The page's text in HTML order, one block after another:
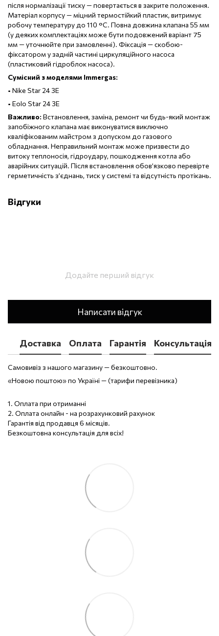
після нормалізації тиску — повертається в закрите положення.
Матеріал корпусу — міцний термостійкий пластик, витримує
робочу температуру до 110 °C. Повна довжина клапана 55 мм
(у деяких комплектаціях може бути подовжений варіант 75
мм — уточнюйте при замовленні). Фіксація — скобою-
фіксатором у задній частині циркуляційного насоса
(пластиковий гідроблок насоса).
Сумісний з моделями Immergas:
• Nike Star 24 3E
• Eolo Star 24 3E
Важливо: Встановлення, заміна, ремонт чи будь-який монтаж
запобіжного клапана має виконуватися виключно
кваліфікованим майстром з допуском до газового
обладнання. Неправильний монтаж може призвести до
витоку теплоносія, гідроудару, пошкодження котла або
аварійних ситуацій. Після встановлення обов’язково перевірте
герметичність з’єднань, тиск у системі та відсутність протікань.
Відгуки
Додайте перший відгук
Написати відгук
Доставка Оплата Гарантія Консультація
Самовивіз з нашого магазину — безкоштовно.
«Новою поштою» по Україні — (тарифи перевізника)
1. Оплата при отриманні
2. Оплата онлайн - на розрахунковий рахунок
Гарантія від продавця 6 місяців.
Безкоштовна консультація для всіх!